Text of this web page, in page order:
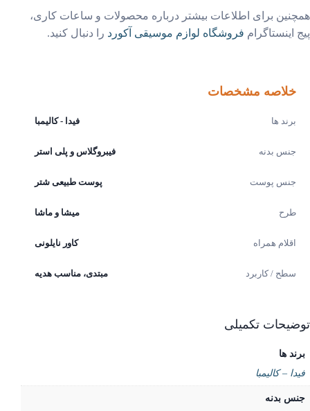
برای اطلاعات بیشتر درباره محصولات و ساعات کاری،
اینستاگرام فروشگاه لوازم موسیقی آکوردرا دنبال کنید.
خلاصه مشخصات
برند ها فیدا - کالیمبا
جنس بدنه فیبروگلاس و پلی استر
جنس پوست پوست طبیعی شتر
طرح‌ میشا و ماشا
اقلام همراه کاور نایلونی
سطح / کاربرد مبتدی، مناسب هدیه
تکمیلی
ها
– کالیمبا
بدنه